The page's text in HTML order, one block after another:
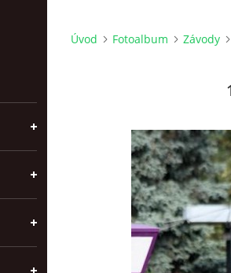
Úvod Fotoalbum Závody